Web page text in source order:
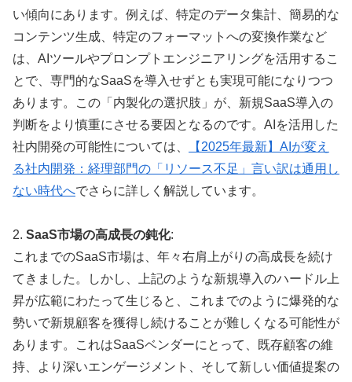
い傾向にあります。例えば、特定のデータ集計、簡易的な
コンテンツ生成、特定のフォーマットへの変換作業など
は、AIツールやプロンプトエンジニアリングを活用するこ
とで、専門的なSaaSを導入せずとも実現可能になりつつ
あります。この「内製化の選択肢」が、新規SaaS導入の
判断をより慎重にさせる要因となるのです。AIを活用した
社内開発の可能性については、
【2025年最新】AIが変え
る社内開発：経理部門の「リソース不足」言い訳は通用し
ない時代へでさらに詳しく解説しています。
2. SaaS市場の高成長の鈍化:
これまでのSaaS市場は、年々右肩上がりの高成長を続け
てきました。しかし、上記のような新規導入のハードル上
昇が広範にわたって生じると、これまでのように爆発的な
勢いで新規顧客を獲得し続けることが難しくなる可能性が
あります。これはSaaSベンダーにとって、既存顧客の維
持、より深いエンゲージメント、そして新しい価値提案の